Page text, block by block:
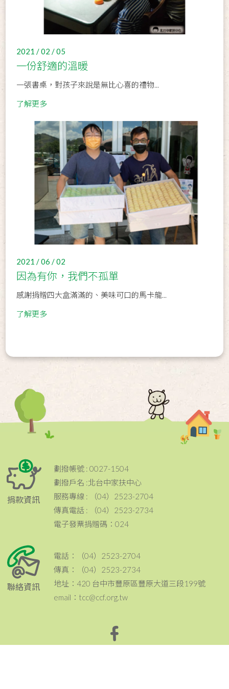
2021 / 02 / 05
一份舒適的溫暖
一張書桌，對孩子來說是無比心喜的禮物...
了解更多
2021 / 06 / 02
因為有你，我們不孤單
感謝捐贈四大盒滿滿的、美味可口的馬卡龍...
了解更多
捐款資訊
劃撥帳號 : 0027-1504
劃撥戶名 :北台中家扶中心
服務專線 : （04）2523-2704
傳真電話 : （04）2523-2734
電子發票捐贈碼：024
聯絡資訊
電話：（04）2523-2704
傳真：（04）2523-2734
地址：420 台中市豐原區豐原大道三段199號
email：tcc@ccf.org.tw